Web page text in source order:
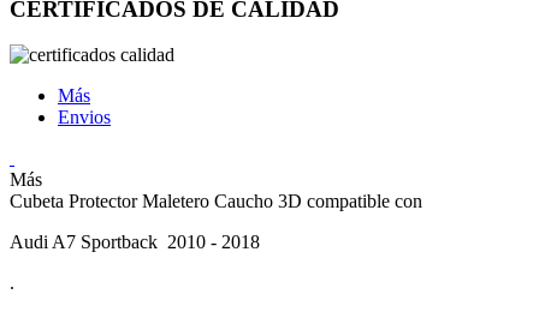
CERTIFICADOS DE CALIDAD
Más
Envios
Más
Cubeta Protector Maletero Caucho 3D compatible con
Audi A7 Sportback 2010 - 2018
.